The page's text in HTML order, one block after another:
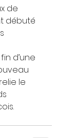
de
débuté
d’une
le